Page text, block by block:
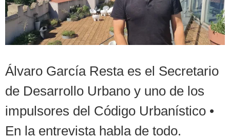
Álvaro García Resta es el Secretario
de Desarrollo Urbano y uno de los
impulsores del Código Urbanístico •
En la entrevista habla de todo.